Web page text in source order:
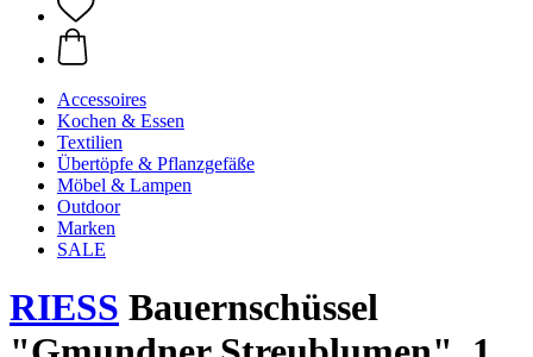
Accessoires
Kochen & Essen
Textilien
Übertöpfe & Pflanzgefäße
Möbel & Lampen
Outdoor
Marken
SALE
RIESS Bauernschüssel